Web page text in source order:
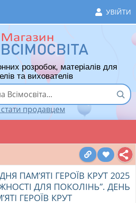
УВІЙТИ
розробок, матеріалів для
та вихователів
продавцем
ПАМ’ЯТІ ГЕРОЇВ КРУТ 2025
ДЛЯ ПОКОЛІНЬ”. ДЕНЬ
ГЕРОЇВ КРУТ